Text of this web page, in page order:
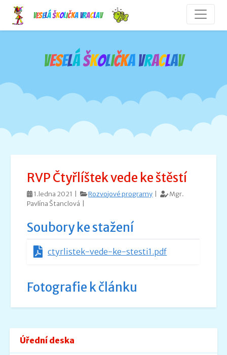
Veselá školička Vraclav
Veseláškolička Vraclav
RVP Čtyřlíštek vede ke štěstí
1.ledna 2021 | Rozvojové programy |
Mgr.
Pavlína Štanclová |
Soubory ke stažení
ctyrlistek-vede-ke-stesti1.pdf
Fotografie k článku
Úřední deska